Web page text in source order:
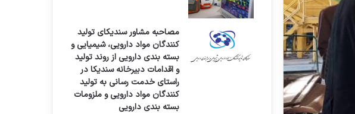
مصاحبه مشاور سندیکای تولید
کنندگان مواد دارویی، شیمیایی و
بسته بندی دارویی از روند تولید
و اقدامات دبیرخانه سندیکا در
راستای خدمت رسانی به تولید
کنندگان مواد دارویی و ملزومات
بسته بندی دارویی